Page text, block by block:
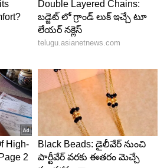
మళ్ళీ లైమ్ లైట్ లోకి వచ్చింది.